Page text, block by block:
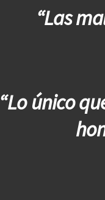
“Las
“Lo único